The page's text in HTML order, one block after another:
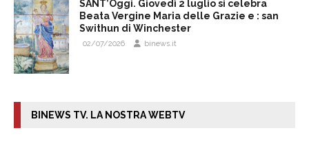
SANT’Oggi. Giovedì 2 luglio si celebra
Beata Vergine Maria delle Grazie e : san
Swithun di Winchester
02/07/2026 binews.it
BINEWS TV. LA NOSTRA WEBTV